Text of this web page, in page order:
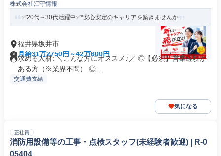
株式会社江守情報
✅20代～30代活躍中✅*安心安定のキャリアを築きませんか
福井県坂井市
月給31万2750円～42万600円
求める人材: ＼こんな方にオススメ♪／ ◎【必須】営業経験が
ある方（※業界不問） ◎...
交通費支給
気になる
正社員
消防用設備等の工事・点検スタッフ(未経験者歓迎) | R-0
05404